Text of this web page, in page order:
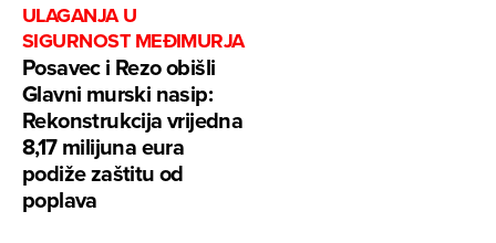
ULAGANJA U
SIGURNOST MEĐIMURJA
Posavec i Rezo obišli
Glavni murski nasip:
Rekonstrukcija vrijedna
8,17 milijuna eura
podiže zaštitu od
poplava